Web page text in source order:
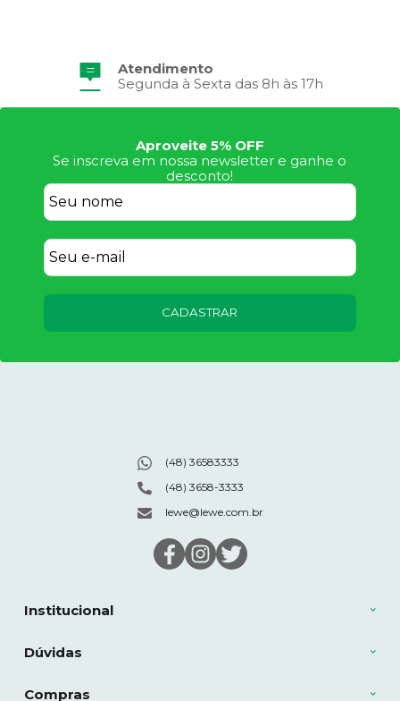
Atendimento
Segunda à Sexta das 8h às 17h
Aproveite 5% OFF
Se inscreva em nossa newsletter e ganhe o
desconto!
CADASTRAR
Institucional
Dúvidas
Compras
(48) 36583333
(48) 3658-3333
lewe@lewe.com.br